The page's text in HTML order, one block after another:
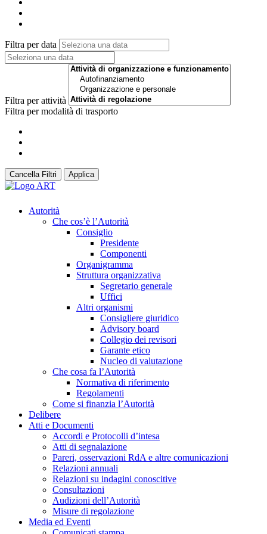
Filtra per data
Filtra per attività
Filtra per modalità di trasporto
Cancella Filtri Applica
Autorità
Che cos’è l’Autorità
Consiglio
Presidente
Componenti
Organigramma
Struttura organizzativa
Segretario generale
Uffici
Altri organismi
Consigliere giuridico
Advisory board
Collegio dei revisori
Garante etico
Nucleo di valutazione
Che cosa fa l’Autorità
Normativa di riferimento
Regolamenti
Come si finanzia l’Autorità
Delibere
Atti e Documenti
Accordi e Protocolli d’intesa
Atti di segnalazione
Pareri, osservazioni RdA e altre comunicazioni
Relazioni annuali
Relazioni su indagini conoscitive
Consultazioni
Audizioni dell’Autorità
Misure di regolazione
Media ed Eventi